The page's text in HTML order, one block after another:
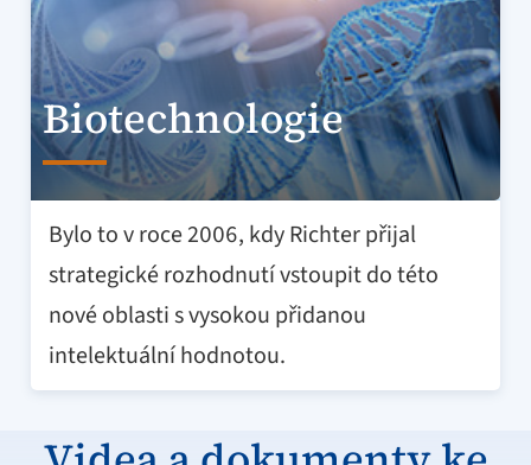
Biotechnologie
Bylo to v roce 2006, kdy Richter přijal
strategické rozhodnutí vstoupit do této
nové oblasti s vysokou přidanou
intelektuální hodnotou.